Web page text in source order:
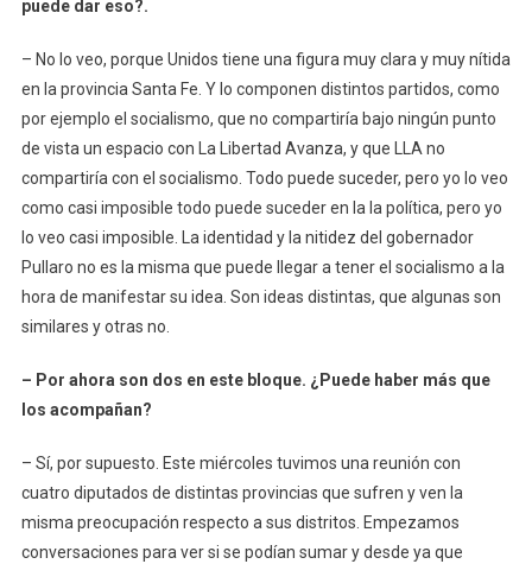
puede dar eso?.
– No lo veo, porque Unidos tiene una figura muy clara y muy nítida
en la provincia Santa Fe. Y lo componen distintos partidos, como
por ejemplo el socialismo, que no compartiría bajo ningún punto
de vista un espacio con La Libertad Avanza, y que LLA no
compartiría con el socialismo. Todo puede suceder, pero yo lo veo
como casi imposible todo puede suceder en la la política, pero yo
lo veo casi imposible. La identidad y la nitidez del gobernador
Pullaro no es la misma que puede llegar a tener el socialismo a la
hora de manifestar su idea. Son ideas distintas, que algunas son
similares y otras no.
– Por ahora son dos en este bloque. ¿Puede haber más que
los acompañan?
– Sí, por supuesto. Este miércoles tuvimos una reunión con
cuatro diputados de distintas provincias que sufren y ven la
misma preocupación respecto a sus distritos. Empezamos
conversaciones para ver si se podían sumar y desde ya que